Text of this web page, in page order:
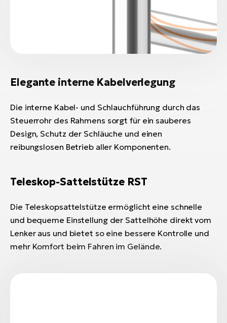
Elegante interne Kabelverlegung
Die interne Kabel- und Schlauchführung durch das
Steuerrohr des Rahmens sorgt für ein sauberes
Design, Schutz der Schläuche und einen
reibungslosen Betrieb aller Komponenten.
Teleskop-Sattelstütze RST
Die Teleskopsattelstütze ermöglicht eine schnelle
und bequeme Einstellung der Sattelhöhe direkt vom
Lenker aus und bietet so eine bessere Kontrolle und
mehr Komfort beim Fahren im Gelände.